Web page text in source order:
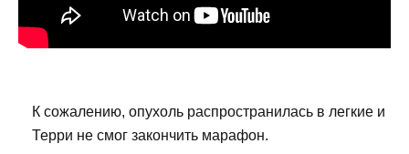
К сожалению, опухоль распространилась в легкие и
Терри не смог закончить марафон.